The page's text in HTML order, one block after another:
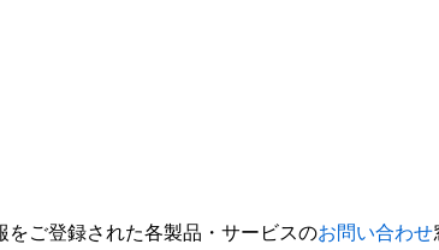
ご登録された各製品・サービスのお問い合わせ